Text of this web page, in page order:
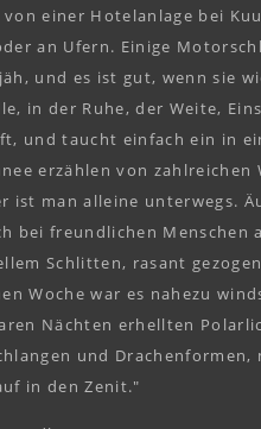
von einer Hotelanlage bei
an Ufern. Einige
und es ist gut, wenn sie
in der Ruhe, der Weite,
und taucht einfach ein in
erzählen von
ist man alleine unterwegs.
bei freundlichen
Schlitten, rasant
Woche war es nahezu
Nächten erhellten
und
in den Zenit."